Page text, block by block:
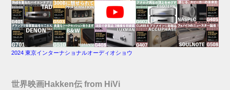
2024 東京インターナショナルオーディオショウ
世界映画Hakken伝 from HiVi